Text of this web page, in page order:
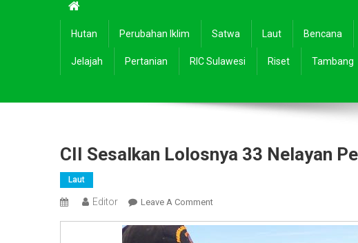
Hutan Perubahan Iklim Satwa Laut Bencana
Jelajah Pertanian RIC Sulawesi Riset Tambang
CII Sesalkan Lolosnya 33 Nelayan
Laut
Editor Leave A CommentOn